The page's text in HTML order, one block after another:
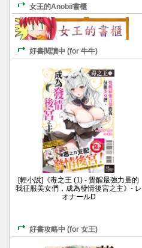
女王的Anobii書櫃
好書閱讀中 (for 牛牛)
[輕小說]《毒之王 (1) - 覺醒最強力量的
我征服美女們，成為發情後宮之主》- レ
オナールD
好書攻略中 (for 女王)